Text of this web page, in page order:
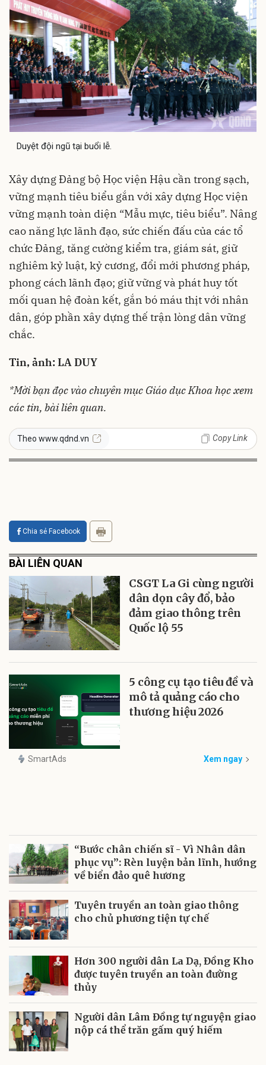
Duyệt đội ngũ tại buổi lễ.
Xây dựng Đảng bộ Học viện Hậu cần trong sạch,
vững mạnh tiêu biểu gắn với xây dựng Học viện
vững mạnh toàn diện “Mẫu mực, tiêu biểu”. Nâng
cao năng lực lãnh đạo, sức chiến đấu của các tổ
chức Đảng, tăng cường kiểm tra, giám sát, giữ
nghiêm kỷ luật, kỷ cương, đổi mới phương pháp,
phong cách lãnh đạo; giữ vững và phát huy tốt
mối quan hệ đoàn kết, gắn bó máu thịt với nhân
dân, góp phần xây dựng thế trận lòng dân vững
chắc.
Tin, ảnh: LA DUY
*Mời bạn đọc vào chuyên mục Giáo dục Khoa họcxem
các tin, bài liên quan.
Theo www.qdnd.vn Copy Link
Chia sẻ Facebook
BÀI LIÊN QUAN
CSGT La Gi cùng người
dân dọn cây đổ, bảo
đảm giao thông trên
Quốc lộ 55
5 công cụ tạo tiêu đề và
mô tả quảng cáo cho
thương hiệu 2026
SmartAds Xem ngay
“Bước chân chiến sĩ - Vì Nhân dân
phục vụ”: Rèn luyện bản lĩnh, hướng
về biển đảo quê hương
Tuyên truyền an toàn giao thông
cho chủ phương tiện tự chế
Hơn 300 người dân La Dạ, Đồng Kho
được tuyên truyền an toàn đường
thủy
Người dân Lâm Đồng tự nguyện giao
nộp cá thể trăn gấm quý hiếm